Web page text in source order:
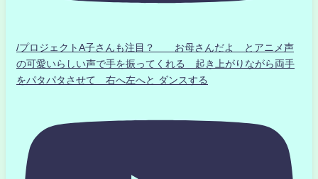
/プロジェクトA子さんも注目？ お母さんだよ とアニメ声
の可愛いらしい声で手を振ってくれる 起き上がりながら両手
をパタパタさせて 右へ左へと ダンスする